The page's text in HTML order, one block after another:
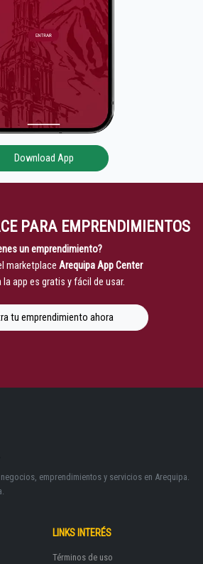
Download App
PARA EMPRENDIMIENTOS
un emprendimiento?
marketplace Arequipa App Center
la app es gratis y fácil de usar.
tu emprendimiento ahora
emprendimientos y servicios en Arequipa.
LINKS INTERÉS
Términos de uso